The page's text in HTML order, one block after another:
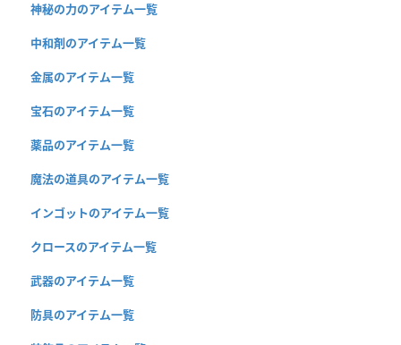
神秘の力のアイテム一覧
中和剤のアイテム一覧
金属のアイテム一覧
宝石のアイテム一覧
薬品のアイテム一覧
魔法の道具のアイテム一覧
インゴットのアイテム一覧
クロースのアイテム一覧
武器のアイテム一覧
防具のアイテム一覧